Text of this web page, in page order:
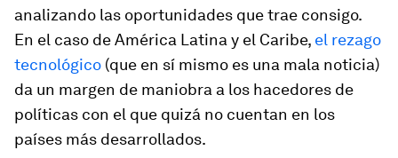
analizando las oportunidades que trae consigo.
En el caso de América Latina y el Caribe, el rezago
tecnológico (que en sí mismo es una mala noticia)
da un margen de maniobra a los hacedores de
políticas con el que quizá no cuentan en los
países más desarrollados.